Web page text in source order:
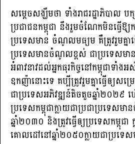
សម្ដេចសង្ឃឹមថា ទាំងរាជរដ្ឋាភិបាល
ប្រជាជនកម្ពុជា នឹងរួមចំណែកមិនធ្វើឱ្យកម្
ប្រទេសមាន ចំណូលមធ្យម គឺត្រូវរួមគ្នាធ្វ
ប្រទេសមានចំណូលខ្ពស់ ជាប្រទេសមាន
អំពាវនាវដល់អ្នកធុរកិច្ចនៅកម្ពុជាទាំ
ឧកញ៉ានោះទេ គប្បីត្រូវរួមគ្នាធ្វើឲ្យស
ជាប្រទេសអភិវឌ្ឍន៍តិចតួចឆ្នាំ២០២៩ ហ
ប្រទេសកម្ពុជាក្លាយជាប្រជាប្រទេស
ឆ្នាំ២០៣០ និងត្រូវធ្វើឲ្យប្រទេសកម្ពុជ
គោលដៅនៅឆ្នាំ២០៥០ក្លាយជាប្រទេ